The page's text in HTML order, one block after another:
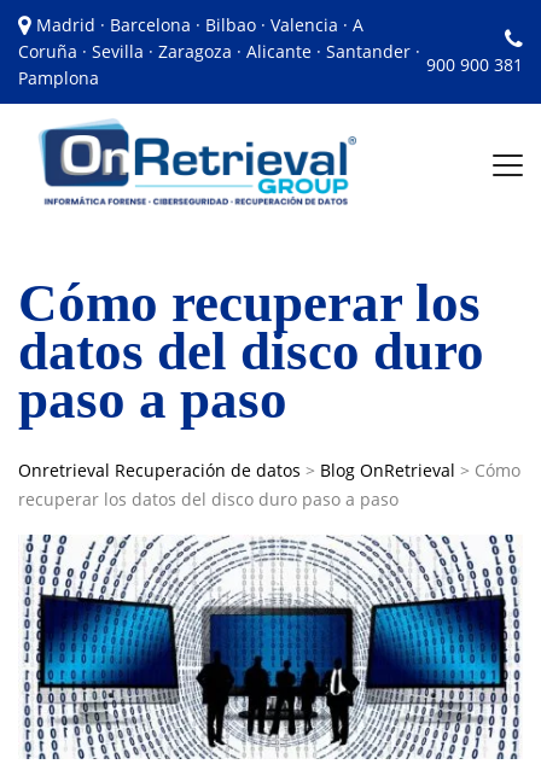
Madrid · Barcelona · Bilbao · Valencia · A
Coruña · Sevilla · Zaragoza · Alicante · Santander ·
Pamplona
900 900 381
Cómo recuperar los
datos del disco duro
paso a paso
Onretrieval Recuperación de datos > Blog OnRetrieval > Cómo
recuperar los datos del disco duro paso a paso